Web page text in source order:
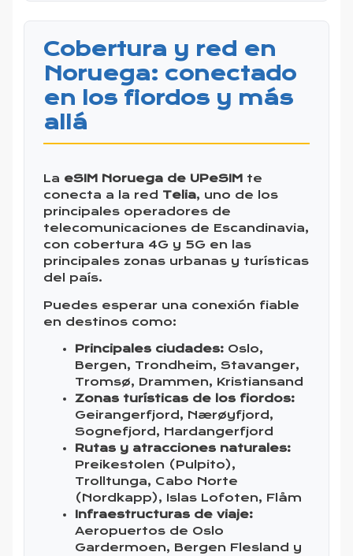
Cobertura y red en
Noruega: conectado
en los fiordos y más
allá
La eSIM Noruega de UPeSIM te
conecta a la red Telia, uno de los
principales operadores de
telecomunicaciones de Escandinavia,
con cobertura 4G y 5G en las
principales zonas urbanas y turísticas
del país.
Puedes esperar una conexión fiable
en destinos como:
Principales ciudades: Oslo,
Bergen, Trondheim, Stavanger,
Tromsø, Drammen, Kristiansand
Zonas turísticas de los fiordos:
Geirangerfjord, Nærøyfjord,
Sognefjord, Hardangerfjord
Rutas y atracciones naturales:
Preikestolen (Pulpito),
Trolltunga, Cabo Norte
(Nordkapp), Islas Lofoten, Flåm
Infraestructuras de viaje:
Aeropuertos de Oslo
Gardermoen, Bergen Flesland y